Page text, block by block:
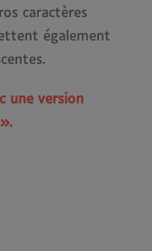
caractères
également
une version